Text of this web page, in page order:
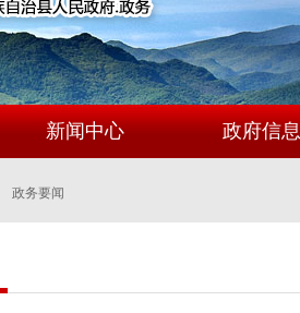
新闻中心 政府信
政务要闻